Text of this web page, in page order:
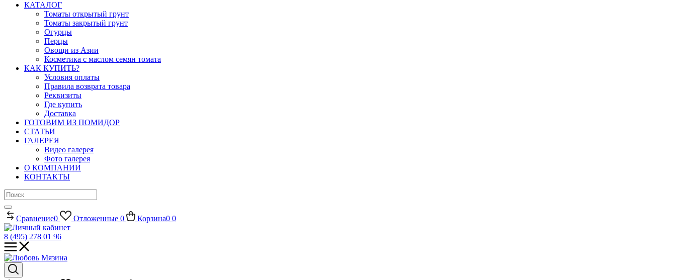
КАТАЛОГ
Томаты открытый грунт
Томаты закрытый грунт
Огурцы
Перцы
Овощи из Азии
Косметика с маслом семян томата
КАК КУПИТЬ?
Условия оплаты
Правила возврата товара
Реквизиты
Где купить
Доставка
ГОТОВИМ ИЗ ПОМИДОР
СТАТЬИ
ГАЛЕРЕЯ
Видео галерея
Фото галерея
О КОМПАНИИ
КОНТАКТЫ
Сравнение0 Отложенные 0 Корзина0 0
8 (495) 278 01 96